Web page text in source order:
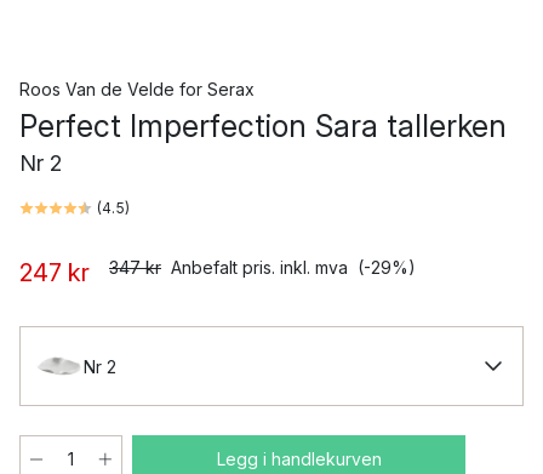
Roos Van de Velde for Serax
Perfect Imperfection Sara tallerken
Nr 2
(4.5)
247 kr 347 kr Anbefalt pris. inkl. mva (-29%)
Nr 2
Legg i handlekurven